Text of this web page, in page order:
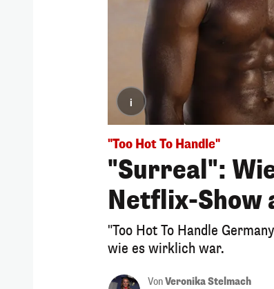
i
"Too Hot To Handle"
"Surreal":
Netflix-Show
"Too Hot To Handle
wie es wirklich war.
VonVeronika Stelmach